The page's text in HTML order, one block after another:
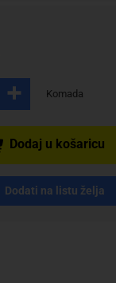
Komada
Dodaj u košaricu
Dodati na listu želja